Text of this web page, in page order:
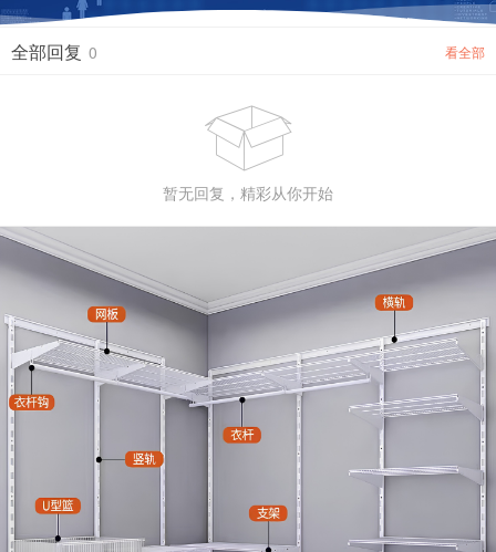
全部回复 0 看全部

暂无回复，精彩从你开始